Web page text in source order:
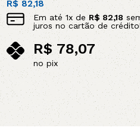
R$82,18
Em até 1x deR$ 82,18
juros no cartão de
R$78,07
no pix
Adicionar ao carrinho